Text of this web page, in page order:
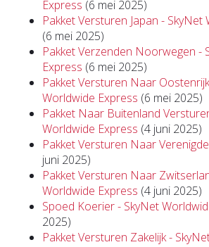
Express (6 mei 2025)
Pakket Versturen Japan -
(6 mei 2025)
Pakket Verzenden Noorwegen -
Express (6 mei 2025)
Pakket Versturen Naar
Worldwide Express (6 mei 2025)
Pakket Naar Buitenland
Worldwide Express (4 juni 2025)
Pakket Versturen Naar
juni 2025)
Pakket Versturen Naar
Worldwide Express (4 juni 2025)
Spoed Koerier - SkyNet
2025)
Pakket Versturen Zakelijk -